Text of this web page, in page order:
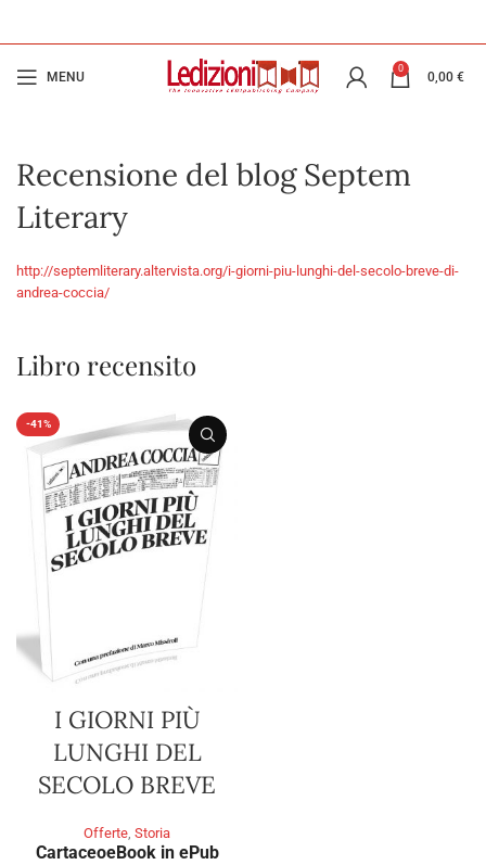
MENU
0
0,00 €
Recensione del blog Septem
Literary
http://septemliterary.altervista.org/i-giorni-piu-lunghi-del-secolo-breve-di-
andrea-coccia/
Libro recensito
-41%
I GIORNI PIÙ
LUNGHI DEL
SECOLO BREVE
Offerte, Storia
CartaceoeBook in ePub